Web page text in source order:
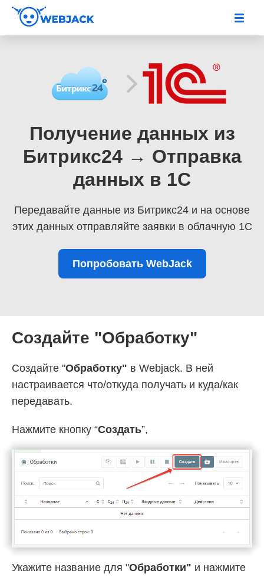
Получение данных из
Битрикс24 → Отправка
данных в 1С
Передавайте данные из Битрикс24 и на основе
этих данных отправляйте заявки в облачную 1С
Попробовать WebJack
Создайте "Обработку"
Создайте "Обработку" в Webjack. В ней
настраивается что/откуда получать и куда/как
передавать.
Нажмите кнопку “Создать”,
Укажите название для "Обработки" и нажмите